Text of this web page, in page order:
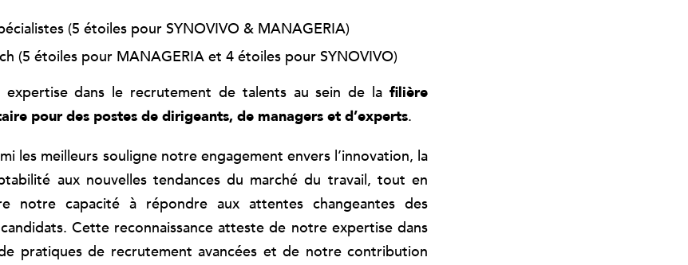
(5 étoiles pour SYNOVIVO & MANAGERIA)
(5 étoiles pour MANAGERIA et 4 étoiles pour SYNOVIVO)
dans le recrutement de talents au sein de la filière
pour des postes de dirigeants, de managers et d’experts.
les meilleurs souligne notre engagement envers l’innovation, la
aux nouvelles tendances du marché du travail, tout en
notre capacité à répondre aux attentes changeantes des
Cette reconnaissance atteste de notre expertise dans
pratiques de recrutement avancées et de notre contribution